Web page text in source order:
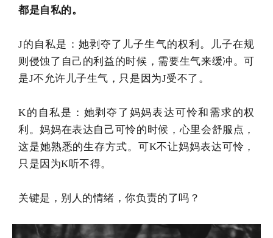
都是自私的。
J的自私是：她剥夺了儿子生气的权利。儿子在规
则侵蚀了自己的利益的时候，需要生气来缓冲。可
是J不允许儿子生气，只是因为J受不了。
K的自私是：她剥夺了妈妈表达可怜和需求的权
利。妈妈在表达自己可怜的时候，心里会舒服点，
这是她熟悉的生存方式。可K不让妈妈表达可怜，
只是因为K听不得。
关键是，别人的情绪，你负责的了吗？